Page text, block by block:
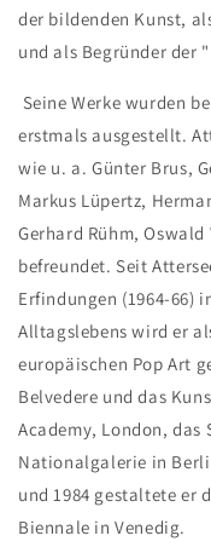
der bildenden Kunst,
und als Begründer der
Seine Werke wurden
erstmals ausgestellt.
wie u. a. Günter Brus,
Markus Lüpertz,
Gerhard Rühm,
befreundet. Seit
Erfindungen (1964-66)
Alltagslebens wird er
europäischen Pop Art
Belvedere und das
Academy, London, das
Nationalgalerie in
und 1984 gestaltete er
Biennale in Venedig.